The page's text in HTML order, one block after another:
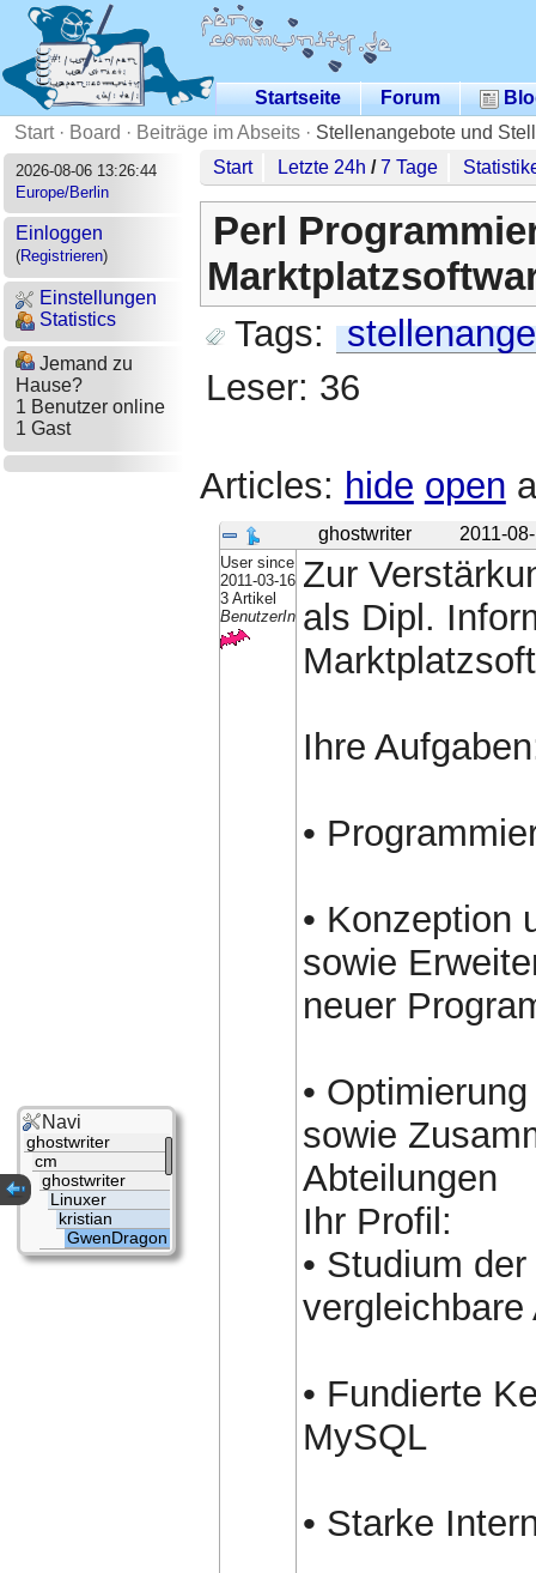
Startseite Forum
Start· Board · Beiträge im Abseits · Stellenangebote und
2026-08-06 13:26:44
Europe/Berlin
Einloggen
(Registrieren)
Einstellungen
Statistics
Jemand zu
Hause?
1 Benutzer online
1 Gast
Start Letzte 24h /7 Tage
Perl
Tags:
Leser: 36
Articles: hide open
ghostwriter 2011-
User since
2011-03-16
3 Artikel
BenutzerIn
Zur
als Dipl.
Ihre
•
• Konzeption
sowie
neuer
•
sowie
Abteilungen
Ihr Profil:
• Studium
• Fundierte
MySQL
• Starke
Navi
ghostwriter
cm
ghostwriter
Linuxer
kristian
GwenDragon